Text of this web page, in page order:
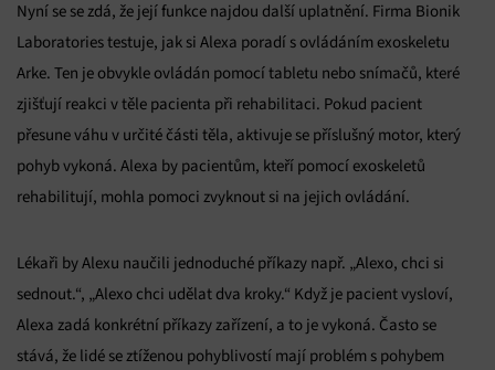
Nyní se se zdá, že její funkce najdou další uplatnění. Firma Bionik
Laboratories testuje, jak si Alexa poradí s ovládáním exoskeletu
Arke. Ten je obvykle ovládán pomocí tabletu nebo snímačů, které
zjišťují reakci v těle pacienta při rehabilitaci. Pokud pacient
přesune váhu v určité části těla, aktivuje se příslušný motor, který
pohyb vykoná. Alexa by pacientům, kteří pomocí exoskeletů
rehabilitují, mohla pomoci zvyknout si na jejich ovládání.
Lékaři by Alexu naučili jednoduché příkazy např. „Alexo, chci si
sednout.“, „Alexo chci udělat dva kroky.“ Když je pacient vysloví,
Alexa zadá konkrétní příkazy zařízení, a to je vykoná. Často se
stává, že lidé se ztíženou pohyblivostí mají problém s pohybem